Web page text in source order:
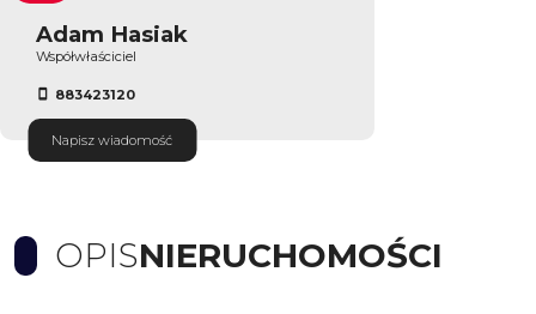
Adam Hasiak
Współwłaściciel
883423120
Napisz wiadomość
OPISNIERUCHOMOŚCI